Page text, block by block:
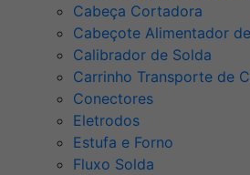
Cabeça Cortadora
Cabeçote Alimentador
Calibrador de Solda
Carrinho Transporte de
Conectores
Eletrodos
Estufa e Forno
Fluxo Solda